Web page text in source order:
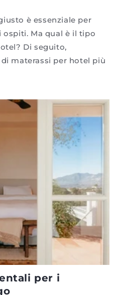
è essenziale per
Ma qual è il tipo
Di seguito,
materassi per hotel più
per i